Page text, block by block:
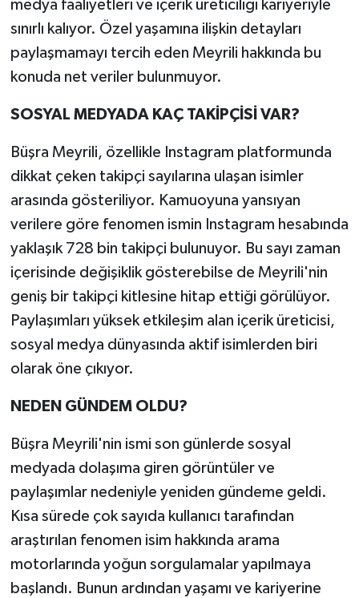
medya faaliyetleri ve içerik üreticiliği kariyeriyle
sınırlı kalıyor. Özel yaşamına ilişkin detayları
paylaşmamayı tercih eden Meyrili hakkında bu
konuda net veriler bulunmuyor.
SOSYAL MEDYADA KAÇ TAKİPÇİSİ VAR?
Büşra Meyrili, özellikle Instagram platformunda
dikkat çeken takipçi sayılarına ulaşan isimler
arasında gösteriliyor. Kamuoyuna yansıyan
verilere göre fenomen ismin Instagram hesabında
yaklaşık 728 bin takipçi bulunuyor. Bu sayı zaman
içerisinde değişiklik gösterebilse de Meyrili'nin
geniş bir takipçi kitlesine hitap ettiği görülüyor.
Paylaşımları yüksek etkileşim alan içerik üreticisi,
sosyal medya dünyasında aktif isimlerden biri
olarak öne çıkıyor.
NEDEN GÜNDEM OLDU?
Büşra Meyrili'nin ismi son günlerde sosyal
medyada dolaşıma giren görüntüler ve
paylaşımlar nedeniyle yeniden gündeme geldi.
Kısa sürede çok sayıda kullanıcı tarafından
araştırılan fenomen isim hakkında arama
motorlarında yoğun sorgulamalar yapılmaya
başlandı. Bunun ardından yaşamı ve kariyerine